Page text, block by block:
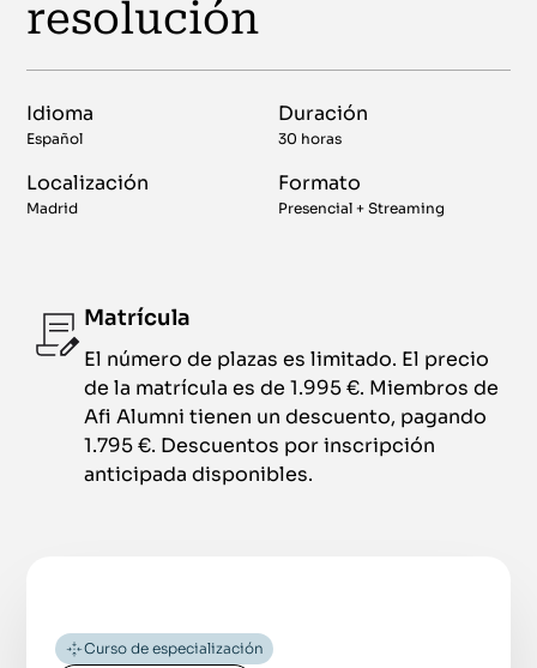
resolución
Idioma
Español
Duración
30 horas
Localización
Madrid
Formato
Presencial + Streaming
Matrícula
El número de plazas es limitado. El precio
de la matrícula es de 1.995 €. Miembros de
Afi Alumni tienen un descuento, pagando
1.795 €. Descuentos por inscripción
anticipada disponibles.
Curso de especialización